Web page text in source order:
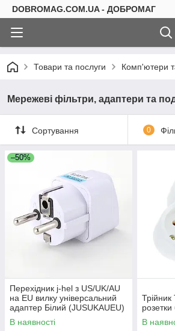
DOBROMAG.COM.UA - ДОБРОМАГ
Товари та послуги Комп'ютери
Мережеві фільтри, адаптери та
Сортування 0
–50%
Перехідник j-hel з US/UK/AU
на EU вилку універсальний
адаптер Білий (JUSUKAUEU)
В наявності
розетки
В